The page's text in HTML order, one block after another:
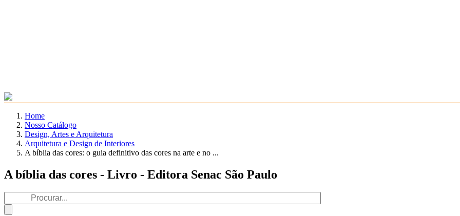
Home
Nosso Catálogo
Design, Artes e Arquitetura
Arquitetura e Design de Interiores
A bíblia das cores: o guia definitivo das cores na arte e no ...
A bíblia das cores - Livro - Editora Senac São Paulo